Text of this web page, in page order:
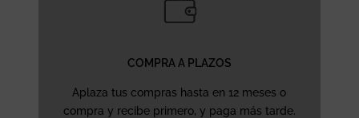
COMPRA A PLAZOS
Aplaza tus compras hasta en 12 meses o
compra y recibe primero, y paga más tarde.